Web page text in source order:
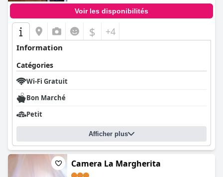
Voir les disponibilités
$ +4
Information
Catégories
Wi-Fi Gratuit
Bon Marché
Petit
Afficher plus
Camera La Margherita